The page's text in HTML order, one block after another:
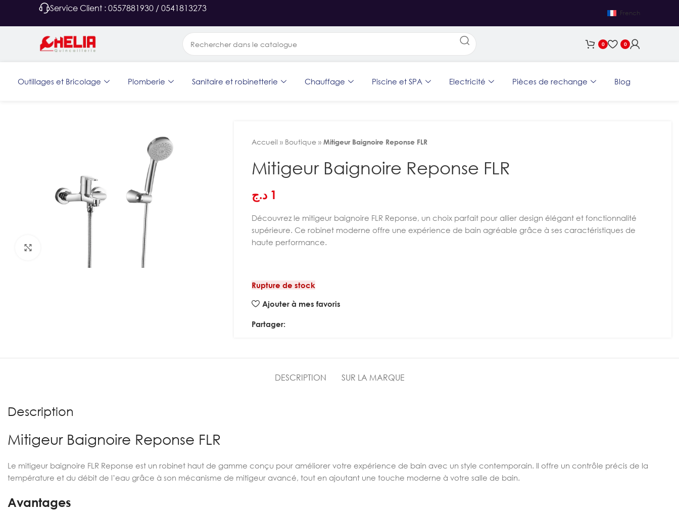
Service Client : 0557881930 / 0541813273 French
0 0
Outillages et Bricolage Plomberie Sanitaire et robinetterie Chauffage Piscine et SPA Electricité Pièces de rechange Blog
Accueil » Boutique » Mitigeur Baignoire Reponse FLR
Mitigeur Baignoire Reponse FLR
1 د.ج
Découvrez le mitigeur baignoire FLR Reponse, un choix parfait pour allier design élégant et fonctionnalité
supérieure. Ce robinet moderne offre une expérience de bain agréable grâce à ses caractéristiques de
haute performance.
Rupture de stock
Ajouter à mes favoris
Partager:
DESCRIPTION SUR LA MARQUE
Description
Mitigeur Baignoire Reponse FLR
Le mitigeur baignoire FLR Reponse est un robinet haut de gamme conçu pour améliorer votre expérience de bain avec un style contemporain. Il offre un contrôle précis de la
température et du débit de l’eau grâce à son mécanisme de mitigeur avancé, tout en ajoutant une touche moderne à votre salle de bain.
Avantages